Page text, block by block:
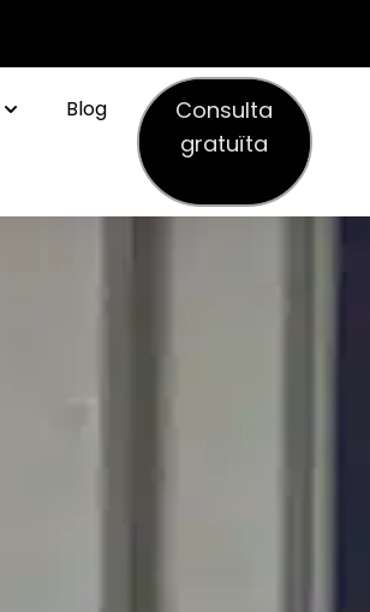
Blog
Consulta
gratuïta